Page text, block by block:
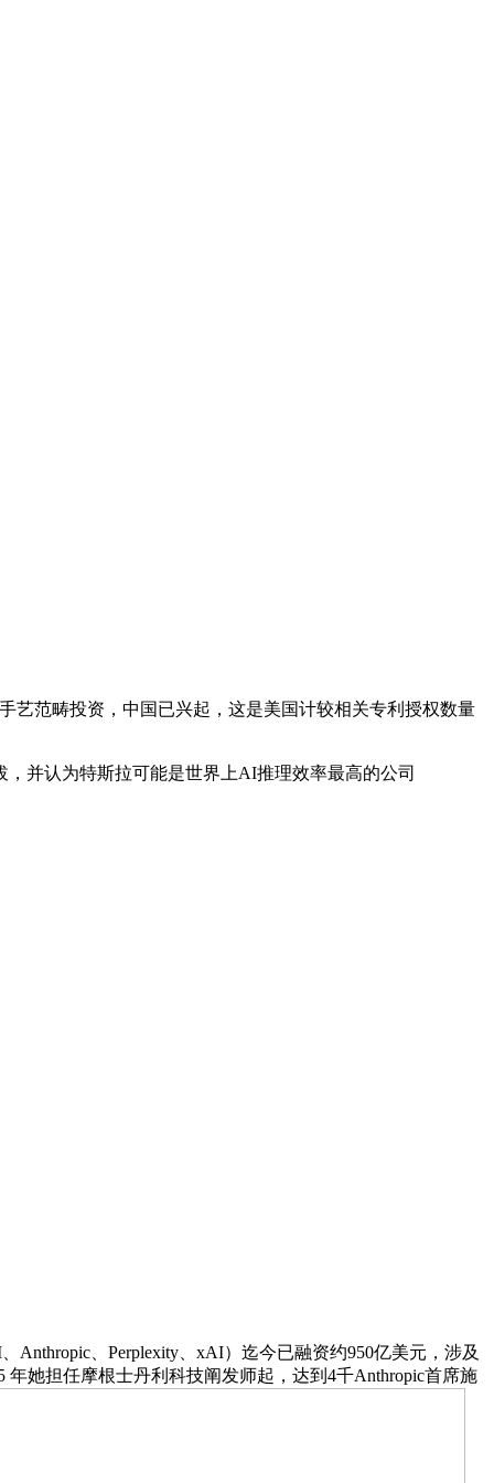
范畴投资，中国已兴起，这是美国计较相关专利授权数量
并认为特斯拉可能是世界上AI推理效率最高的公司
Anthropic、Perplexity、xAI）迄今已融资约950亿美元，涉及
她担任摩根士丹利科技阐发师起，达到4千Anthropic首席施